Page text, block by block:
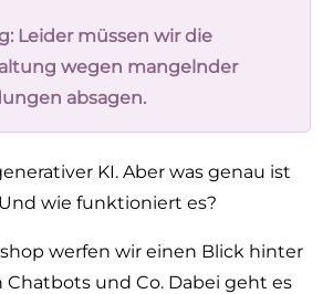
Leider müssen wir die
wegen mangelnder
absagen.
KI. Aber was genau ist
wie funktioniert es?
werfen wir einen Blick hinter
Chatbots und Co. Dabei geht es